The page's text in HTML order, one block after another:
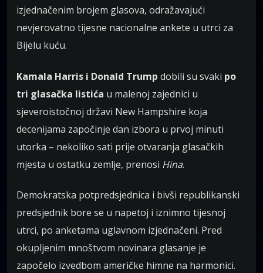
izjednačenim brojem glasova, odražavajući
nevjerovatno tijesne nacionalne ankete u utrci za
Bijelu kuću.
Kamala Harris i Donald Trump dobili su svaki po
tri glasačka listića u malenoj zajednici u
sjeveroistočnoj državi New Hampshire koja
decenijama započinje dan izbora u prvoj minuti
utorka – nekoliko sati prije otvaranja glasačkih
mjesta u ostatku zemlje, prenosi Hina.
Demokratska potpredsjednica i bivši republikanski
predsjednik bore se u napetoj i iznimno tijesnoj
utrci, po anketama uglavnom izjednačeni. Pred
okupljenim mnoštvom novinara glasanje je
započelo izvedbom američke himne na harmonici.